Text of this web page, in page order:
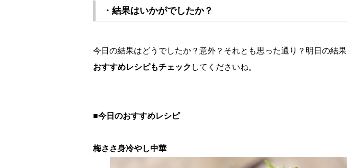
・結果はいかがでしたか？
今日の結果はどうでしたか？意外？それとも思った通り？明日の結
おすすめレシピもチェック してくださいね。
■今日のおすすめレシピ
梅ささ身冷やし中華